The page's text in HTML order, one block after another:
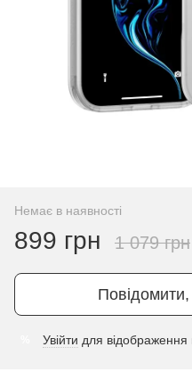
Немає в наявності
899 грн 1 079 грн
Увійти для відображення